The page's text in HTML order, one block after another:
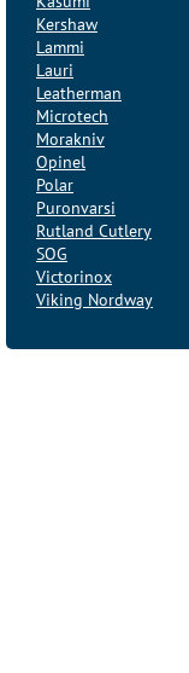
Kershaw
Lammi
Lauri
Leatherman
Microtech
Morakniv
Opinel
Polar
Puronvarsi
Rutland Cutlery
SOG
Victorinox
Viking Nordway